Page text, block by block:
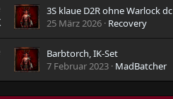
3S klaue D2R ohne Warlock dc
25 März 2026 Recovery
Barbtorch, IK-Set
7 Februar 2023 MadBatcher